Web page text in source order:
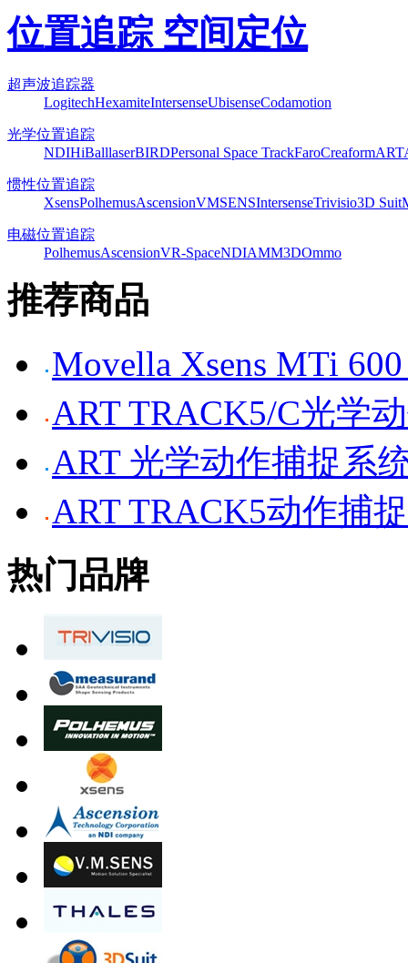
位置追踪 空间定位
超声波追踪器
LogitechHexamiteIntersenseUbisenseCodamotion
光学位置追踪
NDIHiBalllaserBIRDPersonal Space TrackFaroCreaformART
惯性位置追踪
XsensPolhemusAscensionVMSENSIntersenseTrivisio3D Suit
电磁位置追踪
PolhemusAscensionVR-SpaceNDIAMM3DOmmo
推荐商品
Movella Xsens MTi
ART TRACK5/C光学
ART 光学动作捕捉系
ART TRACK5动作捕
热门品牌